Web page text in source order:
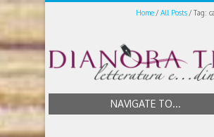
Home All Posts Tag:
NAVIGATE TO...